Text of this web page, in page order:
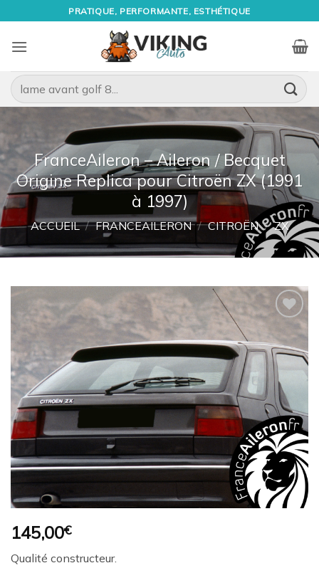
au
contenu
PRATIQUE, PERFORMANTE, ESTHÉTIQUE
Recherche
pour :
FranceAileron – Aileron / Becquet
Origine Replica pour Citroën ZX (1991
à 1997)
ACCUEIL / FRANCEAILERON / CITROËN / ZX
Ajouter
à la
wishlist
145,00€
Qualité constructeur.